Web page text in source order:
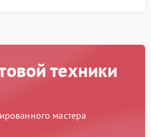
техники
мастера